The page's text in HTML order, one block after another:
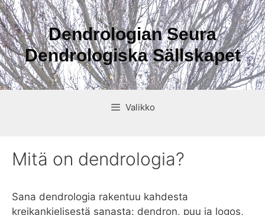
Siirry
sisältöön
Dendrologian Seura
Dendrologiska Sällskapet
Valikko
Mitä on dendrologia?
Sana dendrologia rakentuu kahdesta
kreikankielisestä sanasta: dendron, puu ja logos,